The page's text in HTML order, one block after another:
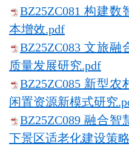
BZ25ZC081 构建
本增效.pdf
BZ25ZC083 文旅
质量发展研究.pdf
BZ25ZC085 新型
闲置资源新模式研究
BZ25ZC089 融合
下景区适老化建设策